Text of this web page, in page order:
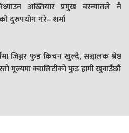
अख्तियार प्रमुख बस्न्यातले नै
दुरुपयोग गरे– शर्मा
जिञ्जर फुड किचन खुल्दै, सञ्चालक श्रेष्ठ
मूल्यमा क्वालिटीको फुड हामी खुवाउँछौं